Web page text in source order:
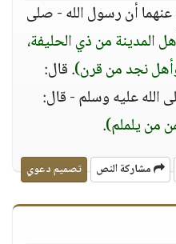
أن رسول الله - صلى
المدينة من ذي الحليفة،
نجد من قرن). قال:
الله عليه وسلم - قال:
من يلملم).
مشاركة النص تصميم دعوي